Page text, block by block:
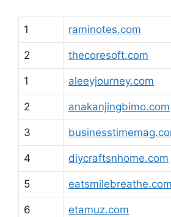
1 raminotes.com
2 thecoresoft.com
1 aleeyjourney.com
2 anakanjingbimo.com
3
4 diycraftsnhome.com
5 eatsmilebreathe.com
6 etamuz.com